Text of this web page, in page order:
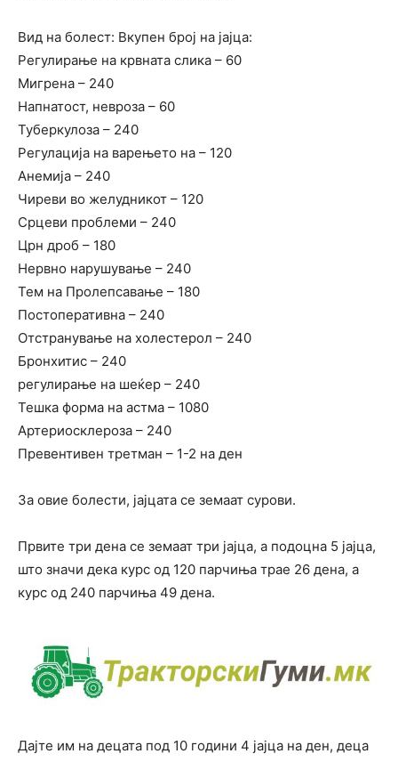
Вид на болест: Вкупен број на јајца:
Регулирање на крвната слика – 60
Мигрена – 240
Напнатост, невроза – 60
Туберкулоза – 240
Регулација на варењето на – 120
Анемија – 240
Чиреви во желудникот – 120
Срцеви проблеми – 240
Црн дроб – 180
Нервно нарушување – 240
Тем на Пролепсавање – 180
Постоперативна – 240
Отстранување на холестерол – 240
Бронхитис – 240
регулирање на шеќер – 240
Тешка форма на астма – 1080
Артериосклероза – 240
Превентивен третман – 1-2 на ден
За овие болести, јајцата се земаат сурови.
Првите три дена се земаат три јајца, а подоцна 5 јајца,
што значи дека курс од 120 парчиња трае 26 дена, а
курс од 240 парчиња 49 дена.
Дајте им на децата под 10 години 4 јајца на ден, деца